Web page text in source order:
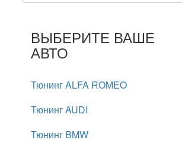
ВЫБЕРИТЕ ВАШЕ
АВТО
Тюнинг ALFA ROMEO
Тюнинг AUDI
Тюнинг BMW